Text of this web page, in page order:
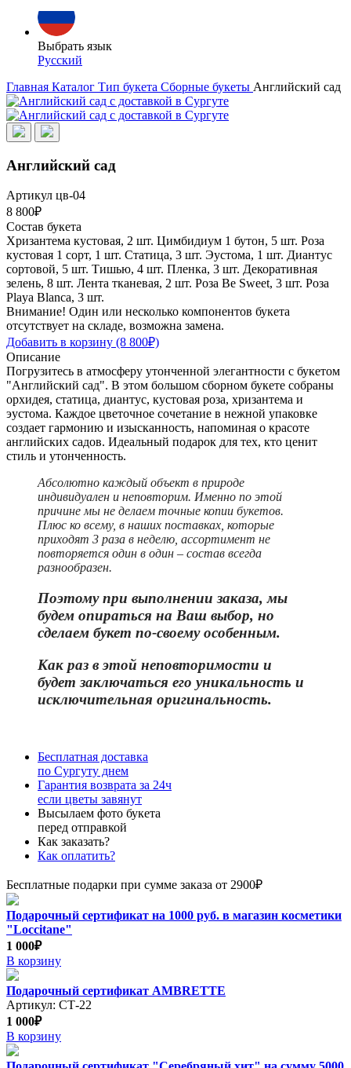
Выбрать язык
Русский
Главная Каталог Тип букета Сборные букеты Английский сад
Английский сад
Артикул цв-04
8 800₽
Состав букета
Хризантема кустовая, 2 шт. Цимбидиум 1 бутон, 5 шт. Роза
кустовая 1 сорт, 1 шт. Статица, 3 шт. Эустома, 1 шт. Диантус
сортовой, 5 шт. Тишью, 4 шт. Пленка, 3 шт. Декоративная
зелень, 8 шт. Лента тканевая, 2 шт. Роза Be Sweet, 3 шт. Роза
Playa Blanca, 3 шт.
Внимание! Один или несколько компонентов букета
отсутствует на складе, возможна замена.
Добавить в корзину (8 800₽)
Описание
Погрузитесь в атмосферу утонченной элегантности с букетом
"Английский сад". В этом большом сборном букете собраны
орхидея, статица, диантус, кустовая роза, хризантема и
эустома. Каждое цветочное сочетание в нежной упаковке
создает гармонию и изысканность, напоминая о красоте
английских садов. Идеальный подарок для тех, кто ценит
стиль и утонченность.
Абсолютно каждый объект в природе
индивидуален и неповторим. Именно по этой
причине мы не делаем точные копии букетов.
Плюс ко всему, в наших поставках, которые
приходят 3 раза в неделю, ассортимент не
повторяется один в один – состав всегда
разнообразен.
Поэтому при выполнении заказа, мы
будем опираться на Ваш выбор, но
сделаем букет по-своему особенным.
Как раз в этой неповторимости и
будет заключаться его уникальность и
исключительная оригинальность.
Бесплатная доставка
по Сургуту днем
Гарантия возврата за 24ч
если цветы завянут
Высылаем фото букета
перед отправкой
Как заказать?
Как оплатить?
Бесплатные подарки при сумме заказа от 2900₽
Подарочный сертификат на 1000 руб. в магазин косметики
"Loccitane"
1 000₽
В корзину
Подарочный сертификат AMBRETTE
Артикул: СТ-22
1 000₽
В корзину